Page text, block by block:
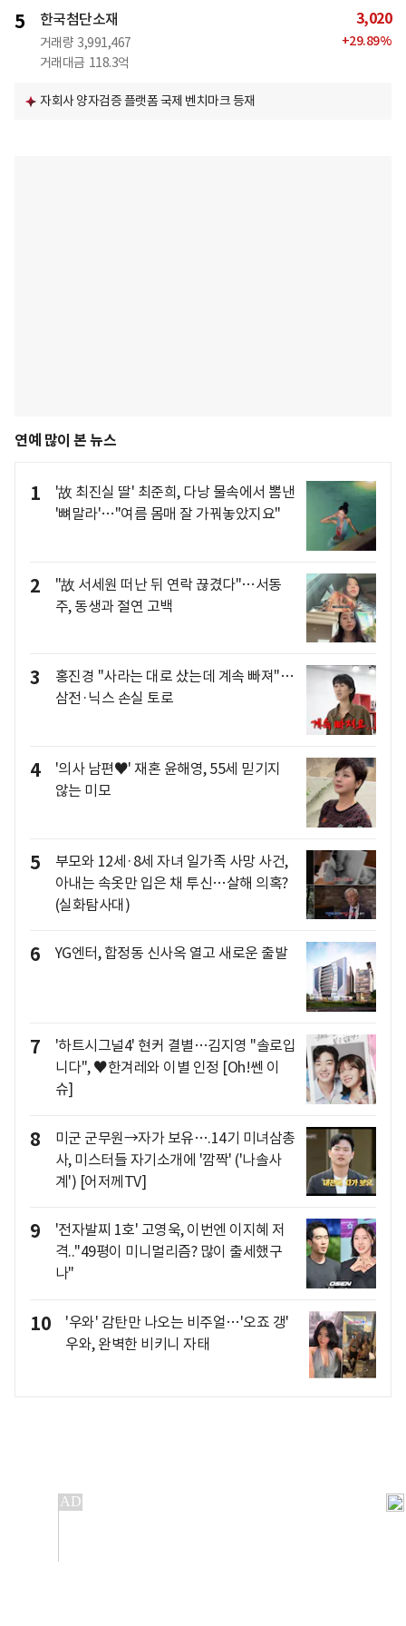
5 한국첨단소재
거래량 3,991,467
거래대금 118.3억
3,020
+29.89%
자회사 양자검증 플랫폼 국제 벤치마크 등재
연예 많이 본 뉴스
1
'故 최진실 딸' 최준희, 다낭 물속에서 뽐낸
'뼈말라'…"여름 몸매 잘 가꿔놓았지요"
2
"故 서세원 떠난 뒤 연락 끊겼다"…서동
주, 동생과 절연 고백
3
홍진경 "사라는 대로 샀는데 계속 빠져"…
삼전·닉스 손실 토로
4
'의사 남편♥' 재혼 윤해영, 55세 믿기지
않는 미모
5
부모와 12세·8세 자녀 일가족 사망 사건,
아내는 속옷만 입은 채 투신…살해 의혹?
(실화탐사대)
6 YG엔터, 합정동 신사옥 열고 새로운 출발
7
'하트시그널4' 현커 결별…김지영 "솔로입
니다", ♥한겨레와 이별 인정 [Oh!쎈 이
슈]
8
미군 군무원→자가 보유….14기 미녀삼총
사, 미스터들 자기소개에 '깜짝' ('나솔사
계') [어저께TV]
9
'전자발찌 1호' 고영욱, 이번엔 이지혜 저
격.."49평이 미니멀리즘? 많이 출세했구
나"
10
'우와' 감탄만 나오는 비주얼…'오죠 갱'
우와, 완벽한 비키니 자태